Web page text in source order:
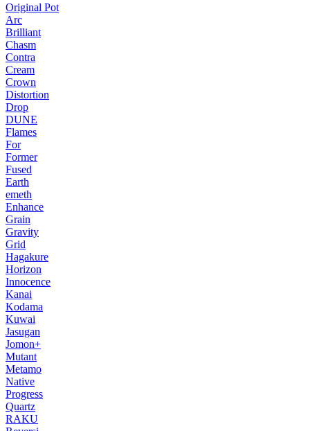
Original Pot
Arc
Brilliant
Chasm
Contra
Cream
Crown
Distortion
Drop
DUNE
Flames
For
Former
Fused
Earth
emeth
Enhance
Grain
Gravity
Grid
Hagakure
Horizon
Innocence
Kanai
Kodama
Kuwai
Jasugan
Jomon+
Mutant
Metamo
Native
Progress
Quartz
RAKU